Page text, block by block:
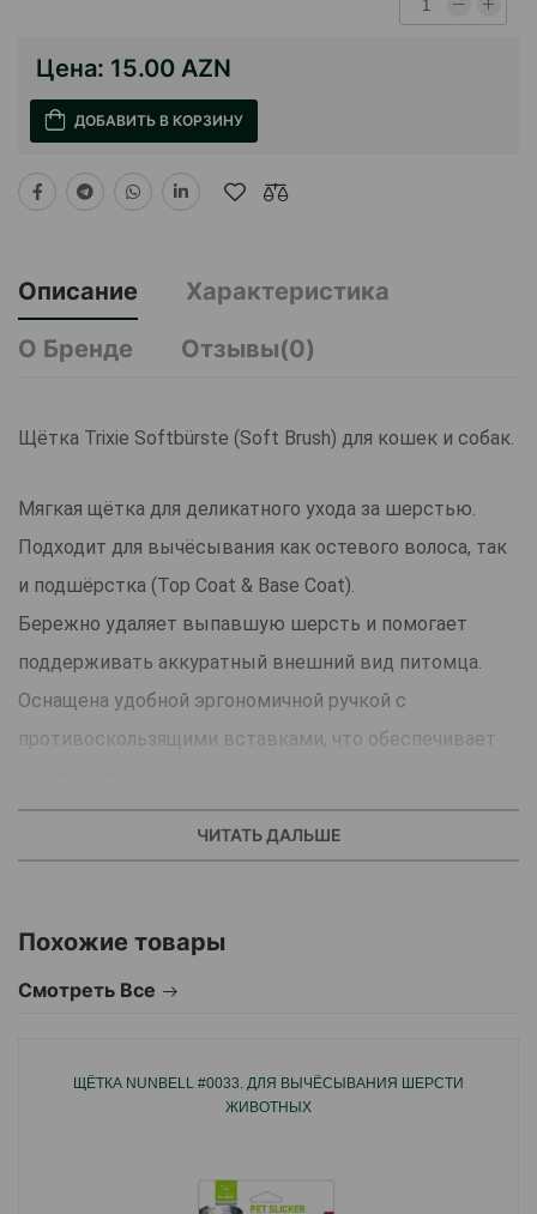
Цена: 15.00 AZN
ДОБАВИТЬ В КОРЗИНУ
Описание
Характеристика
О Бренде
Отзывы(0)
Щётка Trixie Softbürste (Soft Brush) для кошек и собак.
Мягкая щётка для деликатного ухода за шерстью.
Подходит для вычёсывания как остевого волоса, так
и подшёрстка (Top Coat & Base Coat).
Бережно удаляет выпавшую шерсть и помогает
поддерживать аккуратный внешний вид питомца.
Оснащена удобной эргономичной ручкой с
противоскользящими вставками, что обеспечивает
Идеальна для повседневного ухода.
ЧИТАТЬ ДАЛЬШЕ
Похожие товары
Смотреть Все
ЩЁТКА NUNBELL #0033. ДЛЯ ВЫЧЁСЫВАНИЯ ШЕРСТИ
ЖИВОТНЫХ